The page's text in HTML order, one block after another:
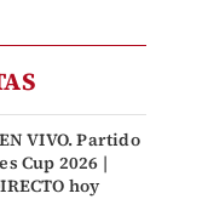
VIVO. Partido
Cup 2026 |
hoy